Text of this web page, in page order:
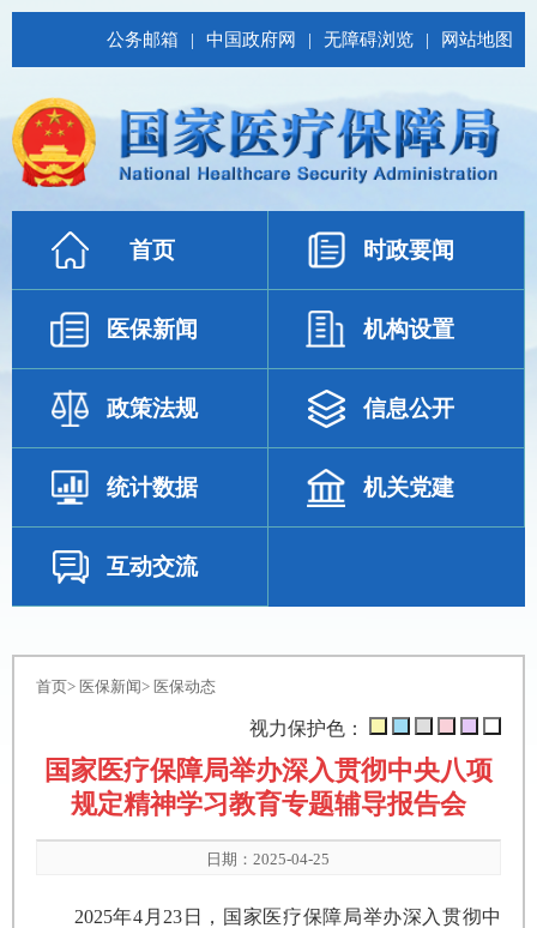
公务邮箱 | 中国政府网 | 无障碍浏览 | 网站地图
首页 时政要闻
医保新闻 机构设置
政策法规 信息公开
统计数据 机关党建
互动交流
首页> 医保新闻> 医保动态
视力保护色：
国家医疗保障局举办深入贯彻中央八项
规定精神学习教育专题辅导报告会
日期：2025-04-25
2025年4月23日，国家医疗保障局举办深入贯彻中